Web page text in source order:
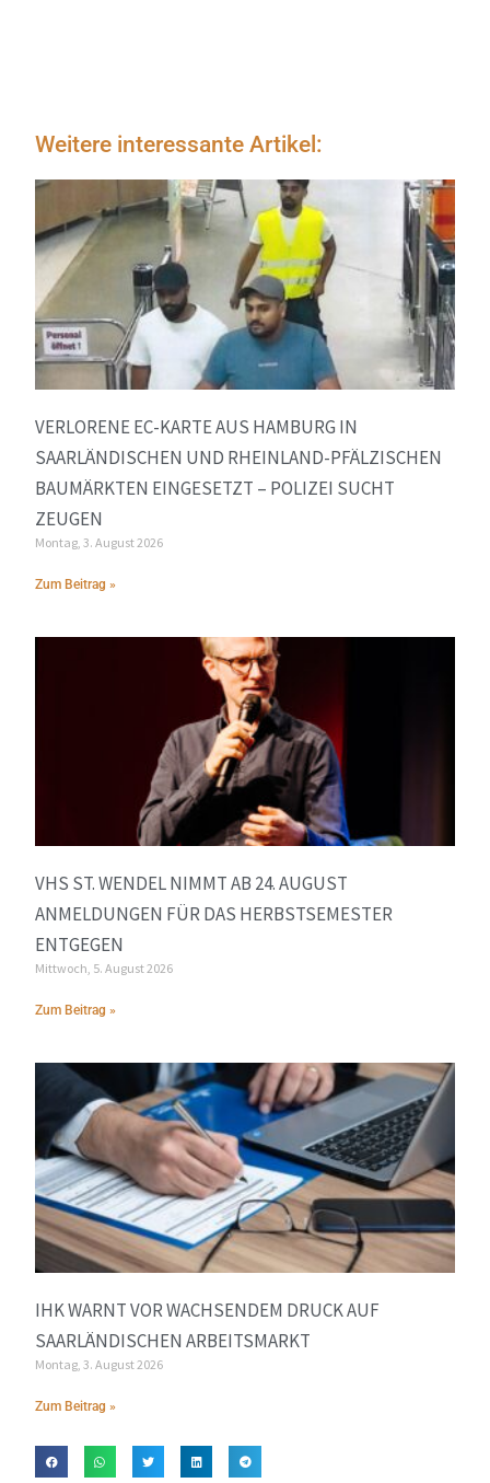
Weitere interessante Artikel:
VERLORENE EC-KARTE AUS HAMBURG IN
SAARLÄNDISCHEN UND RHEINLAND-PFÄLZISCHEN
BAUMÄRKTEN EINGESETZT – POLIZEI SUCHT
ZEUGEN
Montag, 3. August 2026
Zum Beitrag »
VHS ST. WENDEL NIMMT AB 24. AUGUST
ANMELDUNGEN FÜR DAS HERBSTSEMESTER
ENTGEGEN
Mittwoch, 5. August 2026
Zum Beitrag »
IHK WARNT VOR WACHSENDEM DRUCK AUF
SAARLÄNDISCHEN ARBEITSMARKT
Montag, 3. August 2026
Zum Beitrag »